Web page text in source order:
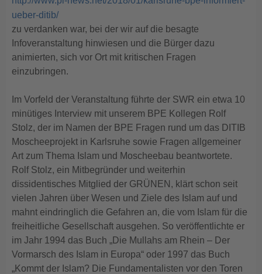
ueber-ditib/
zu verdanken war, bei der wir auf die besagte
Infoveranstaltung hinwiesen und die Bürger dazu
animierten, sich vor Ort mit kritischen Fragen
einzubringen.
Im Vorfeld der Veranstaltung führte der SWR ein etwa 10
minütiges Interview mit unserem BPE Kollegen Rolf
Stolz, der im Namen der BPE Fragen rund um das DITIB
Moscheeprojekt in Karlsruhe sowie Fragen allgemeiner
Art zum Thema Islam und Moscheebau beantwortete.
Rolf Stolz, ein Mitbegründer und weiterhin
dissidentisches Mitglied der GRÜNEN, klärt schon seit
vielen Jahren über Wesen und Ziele des Islam auf und
mahnt eindringlich die Gefahren an, die vom Islam für die
freiheitliche Gesellschaft ausgehen. So veröffentlichte er
im Jahr 1994 das Buch „Die Mullahs am Rhein – Der
Vormarsch des Islam in Europa“ oder 1997 das Buch
„Kommt der Islam? Die Fundamentalisten vor den Toren